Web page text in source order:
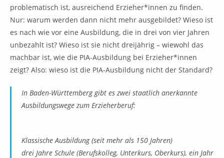
problematisch ist, ausreichend Erzieher*innen zu finden.
Nur: warum werden dann nicht mehr ausgebildet? Wieso ist
es nach wie vor eine Ausbildung, die in drei von vier Jahren
unbezahlt ist? Wieso ist sie nicht dreijährig – wiewohl das
machbar ist, wie die PIA-Ausbildung bei Erzieher*innen
zeigt? Also: wieso ist die PIA-Ausbildung nicht der Standard?
In Baden-Württemberg gibt es zwei staatlich anerkannte
Ausbildungswege zum Erzieherberuf:
Klassische Ausbildung(seit mehr als 150 Jahren)
drei Jahre Schule (Berufskolleg, Unterkurs, Oberkurs), ein Jahr